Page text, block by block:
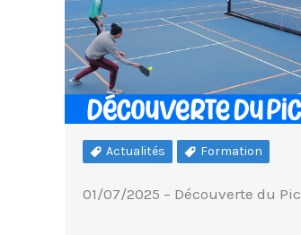
Actualités Formation
01/07/2025 – Découverte du